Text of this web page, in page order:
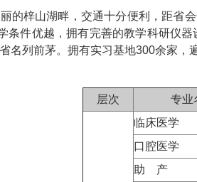
的梓山湖畔，交通十分便利，距省
条件优越，拥有完善的教学科研仪
名列前茅。拥有实习基地300余家
层次 专业
临床医学
口腔医学
助 产